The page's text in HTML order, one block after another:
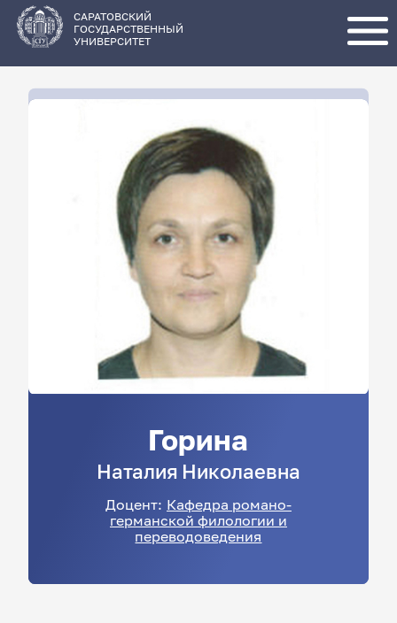
основному
содержанию
САРАТОВСКИЙ
ГОСУДАРСТВЕННЫЙ
УНИВЕРСИТЕТ
Горина
Наталия Николаевна
Доцент: Кафедра романо-
германской филологии и
переводоведения